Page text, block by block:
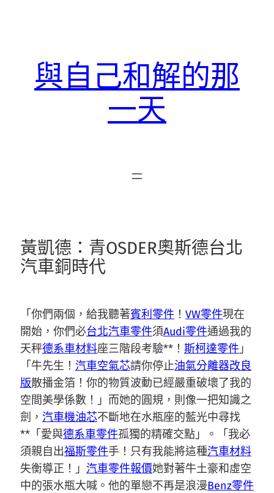
與自己和解的那
一天
黃凱德：青OSDER奧斯德台北
汽車銅時代
「你們兩個，給我聽著賓利零件 ！ VW零件現在
開始，你們必台北汽車零件須Audi零件通過我的
天秤德系車材料座三階段考驗**！ 斯柯達零件 」
「牛先生！ 汽車空氣芯請你停止油氣分離器改良
版散播金箔！你的物質波動已經嚴重破壞了我的
空間美學係數！」而她的圓規，則像一把知識之
劍， 汽車機油芯不斷地在水瓶座的藍光中尋找
**「愛與德系車零件孤獨的精確交點」。「我必
須親自出福斯零件手！只有我能將這種汽車材料
失衡導正！」 汽車零件報價她對著牛土豪和虛空
中的張水瓶大喊。他的單戀不再是浪漫Benz零件